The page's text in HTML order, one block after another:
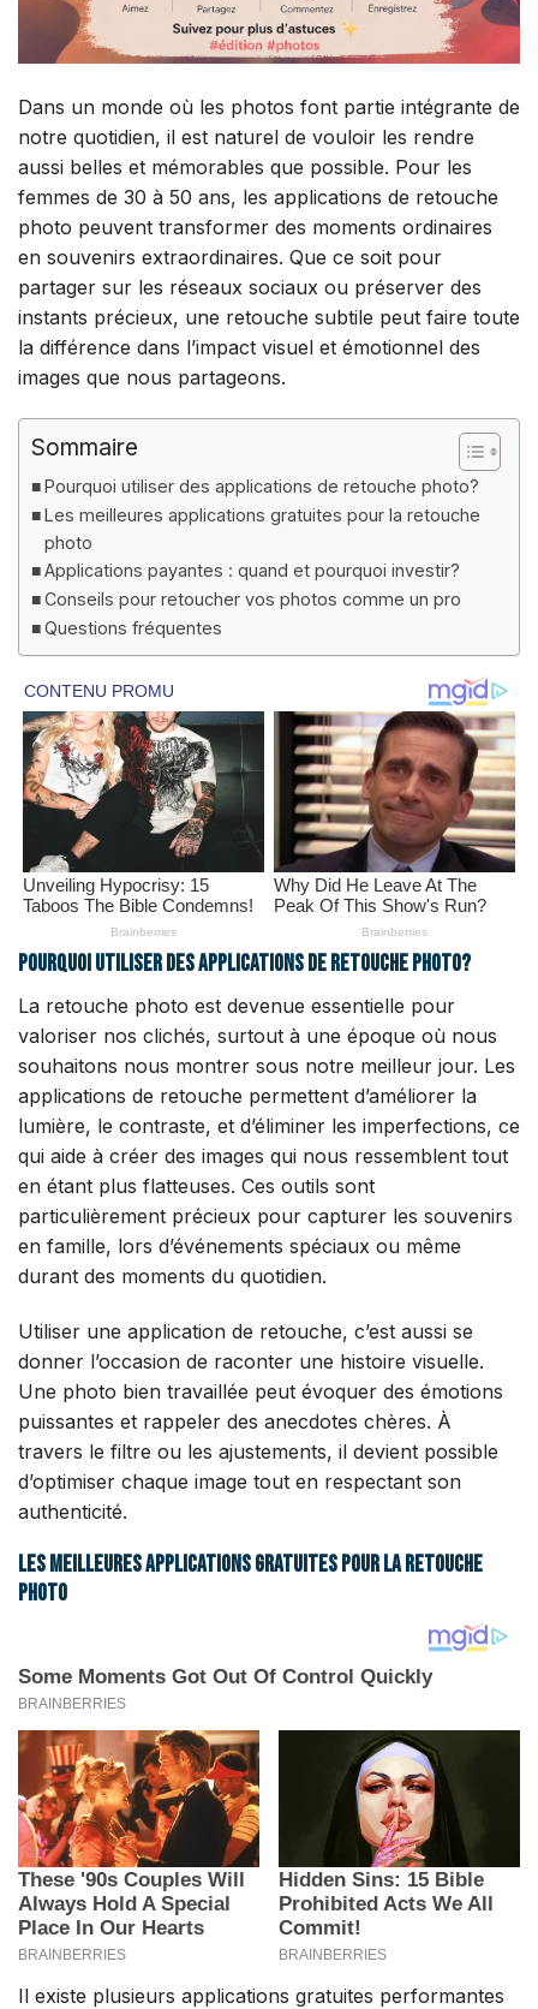
Dans un monde où les photos font partie intégrante de
notre quotidien, il est naturel de vouloir les rendre
aussi belles et mémorables que possible. Pour les
femmes de 30 à 50 ans, les applications de retouche
photo peuvent transformer des moments ordinaires
en souvenirs extraordinaires. Que ce soit pour
partager sur les réseaux sociaux ou préserver des
instants précieux, une retouche subtile peut faire toute
la différence dans l’impact visuel et émotionnel des
images que nous partageons.
Sommaire
Pourquoi utiliser des applications de retouche photo?
Les meilleures applications gratuites pour la retouche
photo
Applications payantes : quand et pourquoi investir?
Conseils pour retoucher vos photos comme un pro
Questions fréquentes
Pourquoi utiliser des applications de retouche photo?
La retouche photo est devenue essentielle pour
valoriser nos clichés, surtout à une époque où nous
souhaitons nous montrer sous notre meilleur jour. Les
applications de retouche permettent d’améliorer la
lumière, le contraste, et d’éliminer les imperfections, ce
qui aide à créer des images qui nous ressemblent tout
en étant plus flatteuses. Ces outils sont
particulièrement précieux pour capturer les souvenirs
en famille, lors d’événements spéciaux ou même
durant des moments du quotidien.
Utiliser une application de retouche, c’est aussi se
donner l’occasion de raconter une histoire visuelle.
Une photo bien travaillée peut évoquer des émotions
puissantes et rappeler des anecdotes chères. À
travers le filtre ou les ajustements, il devient possible
d’optimiser chaque image tout en respectant son
authenticité.
Les meilleures applications gratuites pour la retouche
photo
Il existe plusieurs applications gratuites performantes